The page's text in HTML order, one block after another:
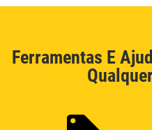
Ferramentas E